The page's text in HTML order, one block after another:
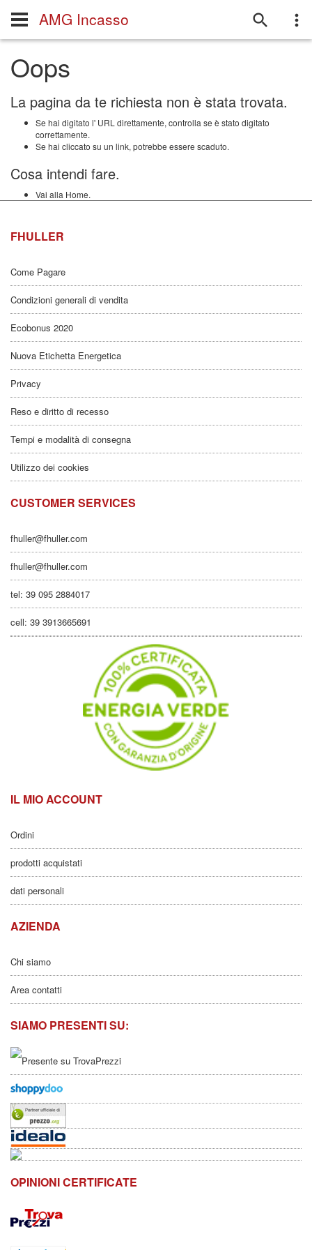
AMG Incasso
Oops
La pagina da te richiesta non è stata trovata.
Se hai digitato l' URL direttamente, controlla se è stato digitato
correttamente.
Se hai cliccato su un link, potrebbe essere scaduto.
Cosa intendi fare.
Vai alla Home.
FHULLER
Come Pagare
Condizioni generali di vendita
Ecobonus 2020
Nuova Etichetta Energetica
Privacy
Reso e diritto di recesso
Tempi e modalità di consegna
Utilizzo dei cookies
CUSTOMER SERVICES
fhuller@fhuller.com
fhuller@fhuller.com
tel: 39 095 2884017
cell: 39 3913665691
IL MIO ACCOUNT
Ordini
prodotti acquistati
dati personali
AZIENDA
Chi siamo
Area contatti
SIAMO PRESENTI SU:
OPINIONI CERTIFICATE